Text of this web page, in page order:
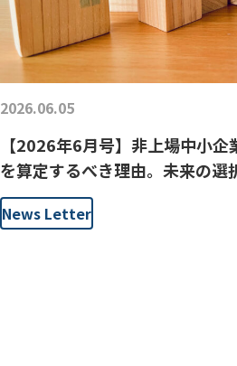
2026.06.05
【2026年6月号】非上場中小企
を算定するべき理由。未来の選
News Letter